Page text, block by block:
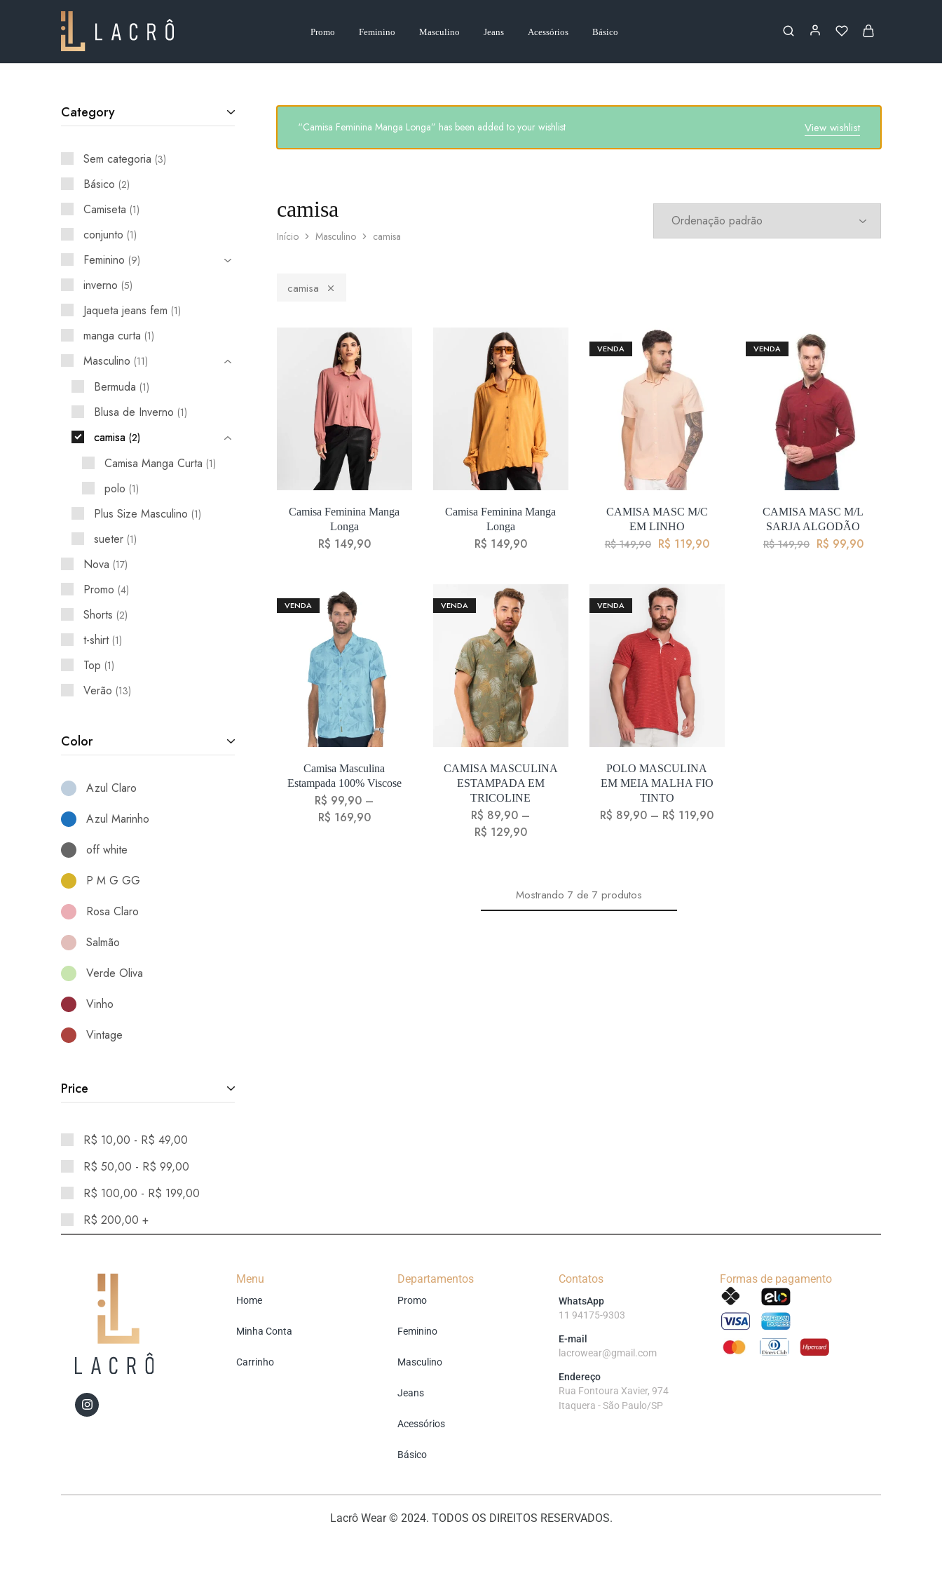
Lacrô
Wear
Promo Feminino Masculino Jeans Acessórios Básico
View wishlist
“Camisa Feminina Manga Longa” has been added to your wishlist
camisa
Início Masculino camisa
camisa
Camisa Feminina Manga
Longa
R$ 149,90
Camisa Feminina Manga
Longa
R$ 149,90
VENDA
CAMISA MASC M/C
EM LINHO
R$149,90 R$ 119,90
VENDA
CAMISA MASC M/L
SARJA ALGODÃO
R$149,90 R$ 99,90
VENDA
Camisa Masculina
Estampada 100% Viscose
R$ 99,90 –
R$ 169,90
VENDA
CAMISA MASCULINA
ESTAMPADA EM
TRICOLINE
R$ 89,90 –
R$ 129,90
VENDA
POLO MASCULINA
EM MEIA MALHA FIO
TINTO
R$ 89,90 – R$ 119,90
Mostrando 7 de 7 produtos
Category
Sem categoria 3
Básico 2
Camiseta 1
conjunto 1
Feminino 9
inverno 5
Jaqueta jeans fem 1
manga curta 1
Masculino 11
Bermuda 1
Blusa de Inverno 1
camisa 2
Camisa Manga Curta 1
polo 1
Plus Size Masculino 1
sueter 1
Nova 17
Promo 4
Shorts 2
t-shirt 1
Top 1
Verão 13
Color
Azul Claro
Azul Marinho
off white
P M G GG
Rosa Claro
Salmão
Verde Oliva
Vinho
Vintage
Price
R$ 10,00 - R$ 49,00
R$ 50,00 - R$ 99,00
R$ 100,00 - R$ 199,00
R$ 200,00 +
Menu
Home
Minha Conta
Carrinho
Departamentos
Promo
Feminino
Masculino
Jeans
Acessórios
Básico
Contatos
WhatsApp
11 94175-9303
E-mail
lacrowear@gmail.com
Endereço
Rua Fontoura Xavier, 974
Itaquera - São Paulo/SP
Formas de pagamento
Lacrô Wear © 2024. TODOS OS DIREITOS RESERVADOS.